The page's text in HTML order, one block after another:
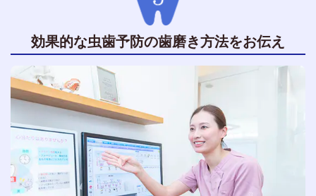
効果的な虫歯予防の歯磨き方法をお伝え